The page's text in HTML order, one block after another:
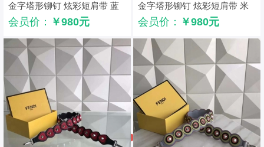
金字塔形铆钉 炫彩短肩带 蓝
拼黑
会员价： ￥980元
金字塔形铆钉 炫彩短肩带 米
色拼灰
会员价： ￥980元